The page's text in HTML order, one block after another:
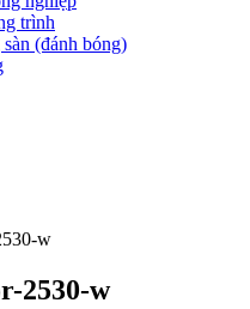
trình
(đánh bóng)
w
2530-w